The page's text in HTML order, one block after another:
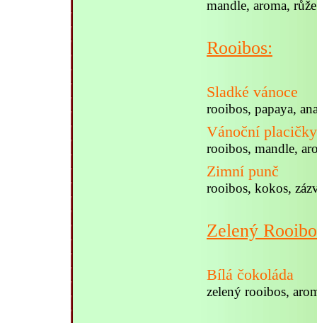
mandle, aroma, růže
Rooibos:
Sladké vánoce
rooibos, papaya,
Vánoční placičky
rooibos, mandle,
Zimní punč
rooibos, kokos,
Zelený
Bílá čokoláda
zelený rooibos,